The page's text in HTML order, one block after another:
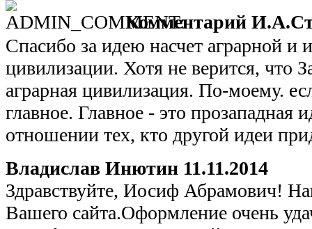
Комментарий
Спасибо за идею насчет аграрной и
цивилизации. Хотя не верится, что
аграрная цивилизация. По-моему.
главное. Главное - это прозападная
отношении тех, кто другой идеи
Владислав Инютин 11.11.2014
Здравствуйте, Иосиф Абрамович!
Вашего сайта.Оформление очень